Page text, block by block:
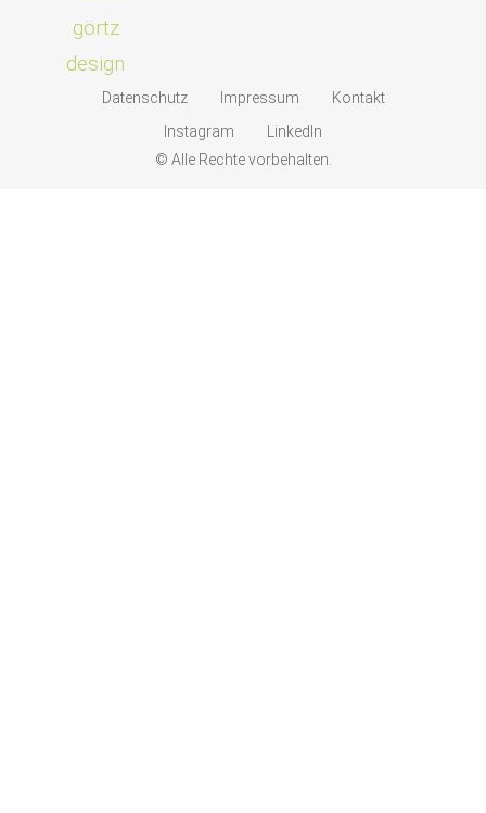
Datenschutz Impressum
Kontakt
Instagram
LinkedIn
© Alle Rechte vorbehalten.